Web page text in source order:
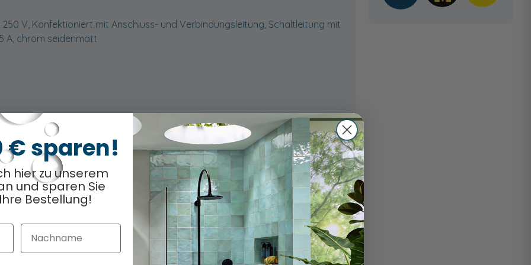
V, Konfektioniert mit Anschluss- und Verbindungsleitung, Schaltleitung mit
A, chrom seidenmatt
Laguna Schalter-
€ sparen!
hier zu unserem
und sparen Sie
Bestellung!
Nachname